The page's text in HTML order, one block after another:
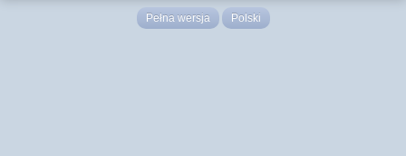
Pełna wersja Polski